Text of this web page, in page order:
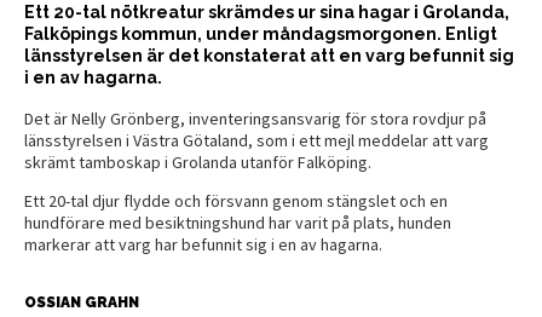
Ett 20-tal nötkreatur skrämdes ur sina hagar i Grolanda,
Falköpings kommun, under måndagsmorgonen. Enligt
länsstyrelsen är det konstaterat att en varg befunnit sig
i en av hagarna.
Det är Nelly Grönberg, inventeringsansvarig för stora rovdjur på
länsstyrelsen i Västra Götaland, som i ett mejl meddelar att varg
skrämt tamboskap i Grolanda utanför Falköping.
Ett 20-tal djur flydde och försvann genom stängslet och en
hundförare med besiktningshund har varit på plats, hunden
markerar att varg har befunnit sig i en av hagarna.
OSSIAN GRAHN